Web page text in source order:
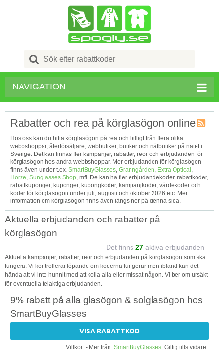
Search
for:
NAVIGATION
Tagg
RSS
Rabatter och rea på körglasögon online
Hos oss kan du hitta körglasögon på rea och billigt från flera olika
webbshoppar, återförsäljare, webbutiker, butiker och nätbutiker på nätet i
Sverige. Det kan finnas fler kampanjer, rabatter, reor och erbjudanden för
körglasögon hos andra webbshoppar. Mer erbjudanden för körglasögon
finns även under t.ex. SmartBuyGlasses, Granngården, Extra Optical ,
Horze, Sunglasses Shop, mfl. De kan ha fler erbjudandekoder, rabattkoder,
rabattkuponger, kuponger, kupongkoder, kampanjkoder, värdekoder och
koder för körglasögon under juli, augusti och oktober 2026 etc. Mer
information om körglasögon finns även längs ner på denna sida.
Aktuella erbjudanden och rabatter på
körglasögon
Det finns 27 aktiva erbjudanden
Aktuella kampanjer, rabatter, reor och erbjudanden på körglasögon som ska
fungera. Vi kontrollerar löpande om koderna fungerar men ibland kan det
hända att vi inte hunnit med att kolla alla eller missat någon. Vi ber om ursäkt
för eventuella felaktiga erbjudanden.
9% rabatt på alla glasögon & solglasögon hos
SmartBuyGlasses
VISA RABATTKOD
Villkor: - Mer från: SmartBuyGlasses. Giltig tills vidare.